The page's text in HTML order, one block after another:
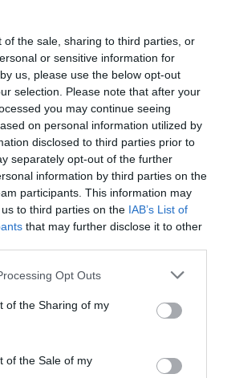
of the sale, sharing to third parties, or
or sensitive information for
us, please use the below opt-out
selection. Please note that after your
you may continue seeing
on personal information utilized by
disclosed to third parties prior to
separately opt-out of the further
information by third parties on the
participants. This information may
to third parties on the IAB’s List of
that may further disclose it to other
Opt Outs
of the Sharing of my
of the Sale of my
como fuente preferida
forma gratuita
con las últimas noticias de